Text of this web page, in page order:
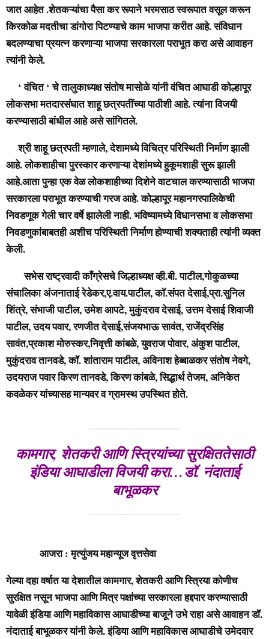
जात आहेत .शेतकऱ्यांचा पैसा कर रूपाने भरमसाठ स्वरूपात वसूल करून
किरकोळ मदतीचा डांगोरा पिटण्याचे काम भाजपा करीत आहे. संविधान
बदलण्याचा प्रयत्न करणाऱ्या भाजपा सरकारला पराभूत करा असे आवाहन
त्यांनी केले.
‘ वंचित ‘ चे तालुकाध्यक्ष संतोष मासोळे यांनी वंचित आघाडी कोल्हापूर
लोकसभा मतदारसंघात शाहू छत्रपतींच्या पाठीशी आहे. त्यांना विजयी
करण्यासाठी बांधील आहे असे सांगितले.
श्री शाहू छत्रपती म्हणाले, देशामध्ये विचित्र परिस्थिती निर्माण झाली
आहे. लोकशाहीचा पुरस्कार करणाऱ्या देशांमध्ये हुकूमशाही सुरू झाली
आहे.आता पुन्हा एक वेळ लोकशाहीच्या दिशेने वाटचाल करण्यासाठी भाजपा
सरकारला पराभूत करण्याची गरज आहे. कोल्हापूर महानगरपालिकेची
निवडणूक गेली चार वर्षे झालेली नाही. भविष्यामध्ये विधानसभा व लोकसभा
निवडणुकांबाबतही अशीच परिस्थिती निर्माण होण्याची शक्यताही त्यांनी व्यक्त
केली.
सभेस राष्ट्रवादी काँग्रेसचे जिल्हाध्यक्ष व्ही.बी. पाटील,गोकुळच्या
संचालिका अंजनाताई रेडेकर,ए.वाय.पाटील, कॉ.संपत देसाई,प्रा.सुनिल
शिंत्रे, संभाजी पाटील, उमेश आपटे, मुकुंदराव देसाई, उत्तम देसाई शिवाजी
पाटील, उदय पवार, रणजीत देसाई,संजयभाऊ सावंत, राजेंद्रसिंह
सावंत,प्रकाश मोरुस्कर,निवृत्ती कांबळे, युवराज पोवार, अंकुश पाटील,
मुकुंदराव तानवडे, कॉ. शांताराम पाटील, अविनाश हेब्बाळकर संतोष नेवगे,
उदयराज पवार किरण तानवडे, किरण कांबळे, सिद्धार्थ तेजम, अनिकेत
कवळेकर यांच्यासह मान्यवर व ग्रामस्थ उपस्थित होते.
कामगार, शेतकरी आणि स्त्रियांच्या सुरक्षिततेसाठी
इंडिया आघाडीला विजयी करा…डॉ. नंदाताई
बाभूळकर
आजरा : मृत्युंजय महान्यूज वृत्तसेवा
गेल्या दहा वर्षात या देशातील कामगार, शेतकरी आणि स्त्रिया कोणीच
सुरक्षित नसून भाजपा आणि मित्र पक्षांच्या सरकारला हद्दपार करण्यासाठी
यावेळी इंडिया आणि महाविकास आघाडीच्या बाजूने उभे राहा असे आवाहन डॉ.
नंदाताई बाभूळकर यांनी केले. इंडिया आणि महाविकास आघाडीचे उमेदवार